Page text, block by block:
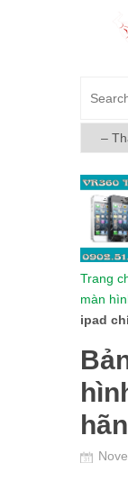
Trang
màn
ipad